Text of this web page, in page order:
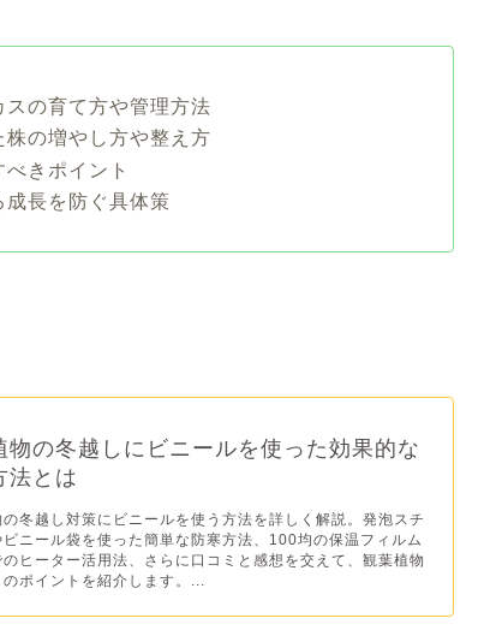
の育て方や管理方法
の増やし方や整え方
きポイント
成長を防ぐ具体策
物の冬越しにビニールを使った効果的な
法とは
冬越し対策にビニールを使う方法を詳しく解説。発泡スチ
ビニール袋を使った簡単な防寒方法、100均の保温フィルム
ヒーター活用法、さらに口コミと感想を交えて、観葉植物
のポイントを紹介します。...